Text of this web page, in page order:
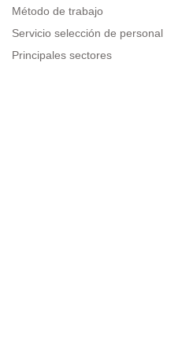
Método de trabajo
Servicio selección de personal
Principales sectores